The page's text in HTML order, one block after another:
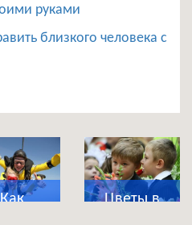
руками
близкого человека с
Как
Цветы в